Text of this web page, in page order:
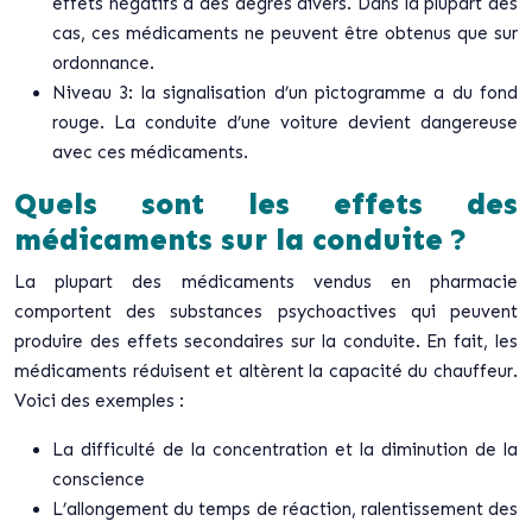
cas, ces médicaments ne peuvent être obtenus que sur
ordonnance.
Niveau 3: la signalisation d’un pictogramme a du fond
rouge. La conduite d’une voiture devient dangereuse
avec ces médicaments.
Quels sont les effets des
médicaments sur la conduite ?
La plupart des médicaments vendus en pharmacie
comportent des substances psychoactives qui peuvent
produire des effets secondaires sur la conduite. En fait, les
médicaments réduisent et altèrent la capacité du chauffeur.
Voici des exemples :
La difficulté de la concentration et la diminution de la
conscience
L’allongement du temps de réaction, ralentissement des